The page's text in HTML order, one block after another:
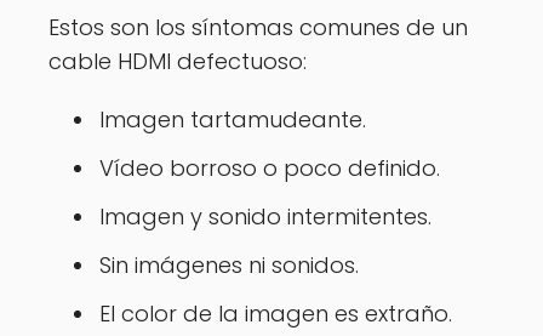
Estos son los síntomas comunes de un
cable HDMI defectuoso:
Imagen tartamudeante.
Vídeo borroso o poco definido.
Imagen y sonido intermitentes.
Sin imágenes ni sonidos.
El color de la imagen es extraño.